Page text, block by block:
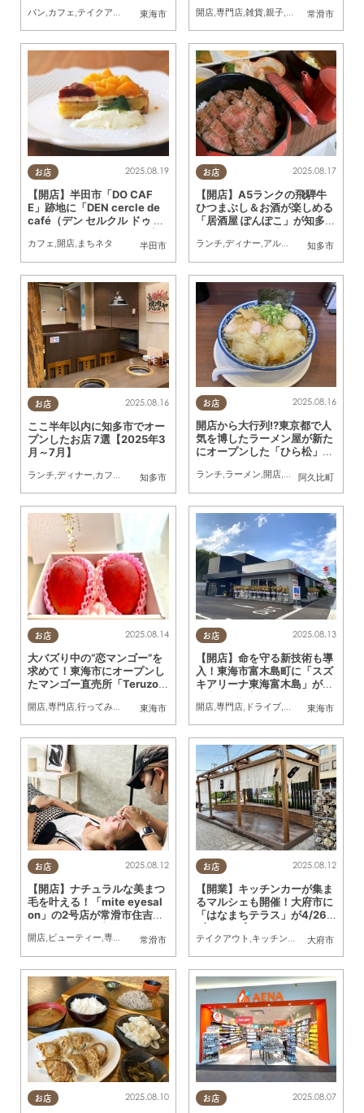
東海市
パン カフェ テイクアウト 開店,まちネタ 常滑市
開店, 専門店, 雑貨, 親子, おひとりさま
お店
半田市
2025.08.19
【開店】半田市「DO CAF
E」跡地に「DEN cercle de
café（デン セルクル ドゥ カ
カフェ,開店, まちネタ
お店
知多市
2025.08.17
【開店】A5ランクの飛騨牛
ひつまぶし＆お酒が楽しめる
「居酒屋 ぽんぽこ」が知多市
ランチ,ディナー,アルコール ,開店,まちネ
お店
知多市
2025.08.16
ここ半年以内に知多市でオー
プンしたお店 7選【2025年3
月～7月】
ランチ,ディナー,カフェ 開店,専門店
お店
阿久比町
2025.08.16
開店から大行列!?東京都で人
気を博したラーメン屋が新た
にオープンした「ひら松」で
ランチ,ラーメン,開店,行ってみたレポ
お店
東海市
2025.08.14
大バズり中の“恋マンゴー”を
求めて！東海市にオープンし
たマンゴー直売所「Teruzo
広告
開店,専門店,行ってみたレポ ,ちたまる広告 ,家族
お店
東海市
2025.08.13
【開店】命を守る新技術も導
入！東海市富木島町に「スズ
キアリーナ東海富木島」が8/
7(木)オープン
開店,専門店, ドライブ,まちネタ
お店
常滑市
2025.08.12
【開店】ナチュラルな美まつ
毛を叶える！「mite eyesal
on」の2号店が常滑市住吉町
開店, ビューティー,専門店 まちネタ
お店
大府市
2025.08.12
【開業】キッチンカーが集ま
るマルシェも開催！大府市に
「はなまちテラス」が4/26
(土)オープン
テイクアウト キッチンカー ,開店,まちネタ
お店 2025.08.10 お店 2025.08.07